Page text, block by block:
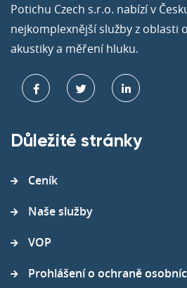
Potichu Czech s.r.o. nabízí v
nejkomplexnější služby z oblasti
akustiky a měření hluku.
Důležité stránky
Ceník
Naše služby
VOP
Prohlášení o ochraně